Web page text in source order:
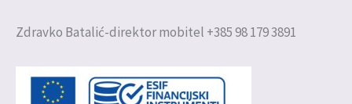
Zdravko Batalić-direktor mobitel +385 98 179 3891